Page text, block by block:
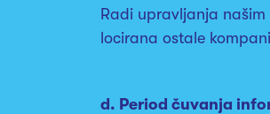
Radi upravljanja
locirana ostale
d. Period čuvanja